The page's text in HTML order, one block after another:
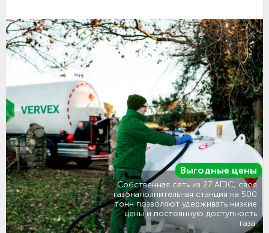
Выгодные цены
Собственная сеть из 27 АГЗС, своя
газонаполнительная станция на 500
тонн позволяют удерживать низкие
цены и постоянную доступность
газа.